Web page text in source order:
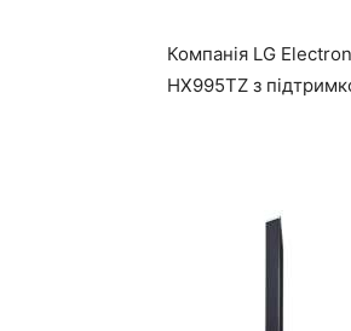
Компанія LG
HX995TZ з